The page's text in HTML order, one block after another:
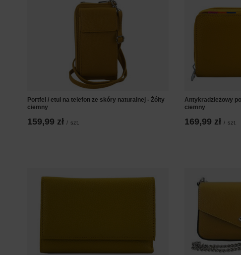
Portfel / etui na telefon ze skóry naturalnej - Żółty
ciemny
159,99 zł / szt.
Antykradzieżowy
ciemny
169,99 zł / szt.